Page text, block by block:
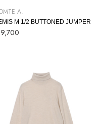
A.
M 1/2 BUTTONED JUMPER